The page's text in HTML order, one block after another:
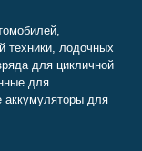
техники, лодочных
для цикличной
для
аккумуляторы для